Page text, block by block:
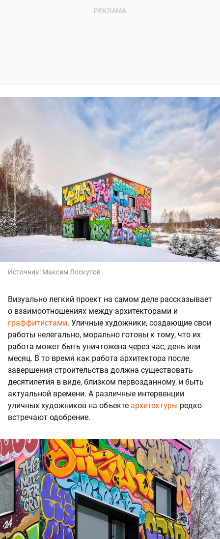
Источник: Максим Лоскутов
Визуально легкий проект на самом деле рассказывает
о взаимоотношениях между архитекторами и
граффитистами. Уличные художники, создающие свои
работы нелегально, морально готовы к тому, что их
работа может быть уничтожена через час, день или
месяц. В то время как работа архитектора после
завершения строительства должна существовать
десятилетия в виде, близком первозданному, и быть
актуальной времени. А различные интервенции
уличных художников на объекте архитектуры редко
встречают одобрение.